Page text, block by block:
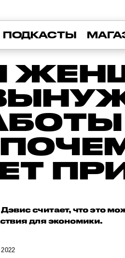
ПОДКАСТЫ
считает, что это
для экономики.